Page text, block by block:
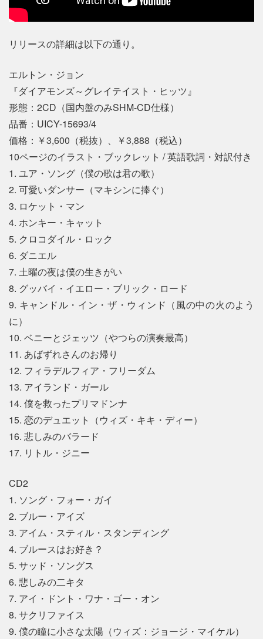
リリースの詳細は以下の通り。
エルトン・ジョン
『ダイアモンズ～グレイテイスト・ヒッツ』
形態：2CD（国内盤のみSHM-CD仕様）
品番：UICY-15693/4
価格：￥3,600（税抜）、￥3,888（税込）
10ページのイラスト・ブックレット / 英語歌詞・対訳付き
1. ユア・ソング（僕の歌は君の歌）
2. 可愛いダンサー（マキシンに捧ぐ）
3. ロケット・マン
4. ホンキー・キャット
5. クロコダイル・ロック
6. ダニエル
7. 土曜の夜は僕の生きがい
8. グッバイ・イエロー・ブリック・ロード
9. キャンドル・イン・ザ・ウィンド（風の中の火のよう
に）
10. ベニーとジェッツ（やつらの演奏最高）
11. あばずれさんのお帰り
12. フィラデルフィア・フリーダム
13. アイランド・ガール
14. 僕を救ったプリマドンナ
15. 恋のデュエット（ウィズ・キキ・ディー）
16. 悲しみのバラード
17. リトル・ジニー
CD2
1. ソング・フォー・ガイ
2. ブルー・アイズ
3. アイム・スティル・スタンディング
4. ブルースはお好き？
5. サッド・ソングス
6. 悲しみの二キタ
7. アイ・ドント・ワナ・ゴー・オン
8. サクリファイス
9. 僕の瞳に小さな太陽（ウィズ：ジョージ・マイケル）